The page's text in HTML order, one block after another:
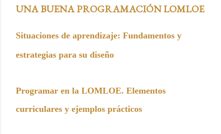
UNA BUENA PROGRAMACIÓN LOMLOE
Situaciones de aprendizaje: Fundamentos y
estrategias para su diseño
Programar en la LOMLOE. Elementos
curriculares y ejemplos prácticos